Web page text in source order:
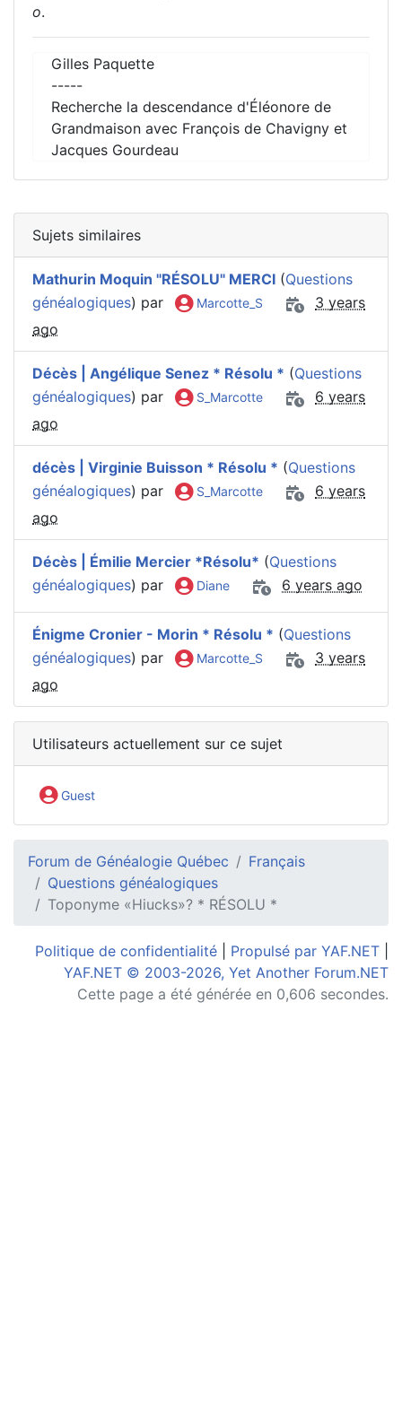
o.
Gilles Paquette
-----
Recherche la descendance d'Éléonore de
Grandmaison avec François de Chavigny et
Jacques Gourdeau
Sujets similaires
Mathurin Moquin "RÉSOLU" MERCI (Questions
généalogiques) par Marcotte_S
3 years
ago
Décès | Angélique Senez * Résolu * (Questions
généalogiques) par S_Marcotte
6 years
ago
décès | Virginie Buisson * Résolu * (Questions
généalogiques) par S_Marcotte
6 years
ago
Décès | Émilie Mercier *Résolu* (Questions
généalogiques) par Diane 6 years ago
Énigme Cronier - Morin * Résolu * (Questions
généalogiques) par Marcotte_S
3 years
ago
Utilisateurs actuellement sur ce sujet
Guest
Forum de Généalogie Québec
Français
Questions généalogiques
Toponyme «Hiucks»? * RÉSOLU *
Politique de confidentialité Propulsé par YAF.NET
YAF.NET © 2003-2026, Yet Another Forum.NET
Cette page a été générée en 0,606 secondes.